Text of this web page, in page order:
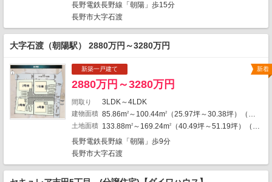
4
5
4
2
2
1
4
長野電鉄長野線「朝陽」歩15分
長野市大字石渡
大字石渡（朝陽駅） 2880万円～3280万円
新着
新築一戸建て
2880万円～3280万円
間取り 3LDK～4LDK
建物面積 85.86m2 ～100.44m2 （25.97坪～30.38坪）（登記）
土地面積 133.88m2 ～169.24m2
（40.49坪～51.19坪）（登記）
長野電鉄長野線「朝陽」歩9分
長野市大字石渡